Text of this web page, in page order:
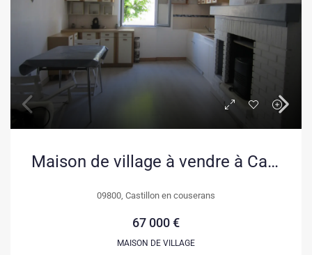
Maison de village à vendre à Castillon en Couserans – Charmant emplacement
09800, Castillon en couserans
67 000 €
MAISON DE VILLAGE